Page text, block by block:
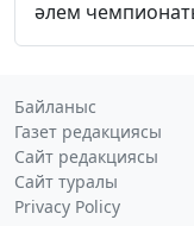
әлем
Байланыс
Газет редакциясы
Сайт редакциясы
Сайт туралы
Privacy Policy